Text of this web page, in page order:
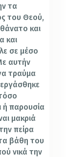
τα
του Θεού,
και
και
σε μέσο
αυτήν
τραύμα
ή παρουσία
μακριά
πείρα
βάθη του
νικά την